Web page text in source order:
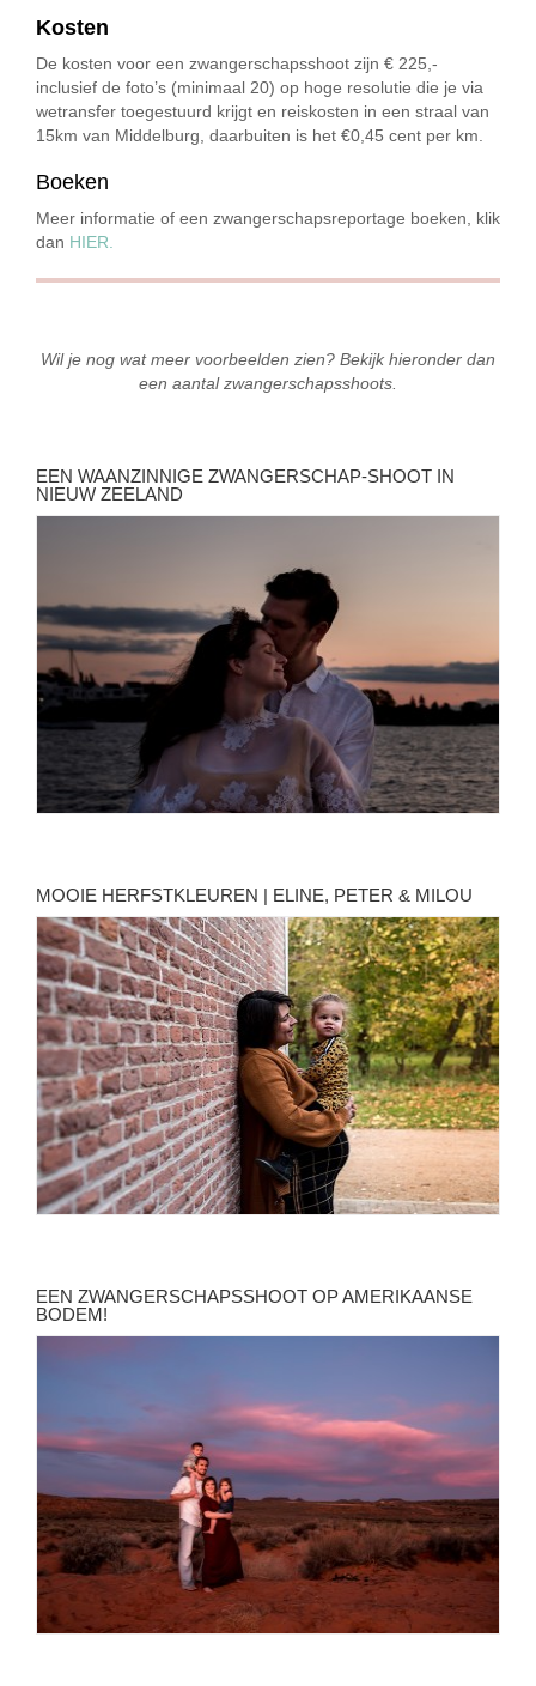
Kosten
De kosten voor een zwangerschapsshoot zijn € 225,-
inclusief de foto’s (minimaal 20) op hoge resolutie die je via
wetransfer toegestuurd krijgt en reiskosten in een straal van
15km van Middelburg, daarbuiten is het €0,45 cent per km.
Boeken
Meer informatie of een zwangerschapsreportage boeken, klik
dan HIER.
Wil je nog wat meer voorbeelden zien? Bekijk hieronder dan
een aantal zwangerschapsshoots.
EEN WAANZINNIGE ZWANGERSCHAP-SHOOT IN
NIEUW ZEELAND
MOOIE HERFSTKLEUREN | ELINE, PETER & MILOU
EEN ZWANGERSCHAPSSHOOT OP AMERIKAANSE
BODEM!